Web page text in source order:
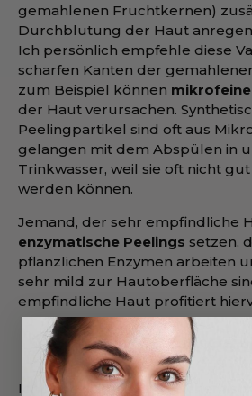
gemahlenen Fruchtkernen)
Durchblutung der Haut
Ich persönlich empfehle diese
scharfen Kanten der
zum Beispiel können
der Haut verursachen.
Peelingpartikel sind oft aus
gelangen mit dem Abspülen in
Trinkwasser, weil sie oft nicht
werden können.
Jemand, der sehr empfindliche
enzymatische Peelings setzen,
pflanzlichen Enzymen arbeiten
sehr mild zur Hautoberfläche
empfindliche Haut profitiert
Schminktanten
Ich habe vor Jahren die